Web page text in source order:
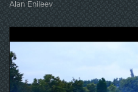
Alan Enileev